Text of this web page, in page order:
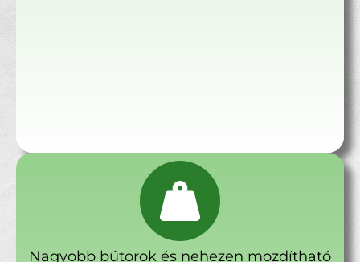
Nagyobb bútorok és nehezen mozdítható